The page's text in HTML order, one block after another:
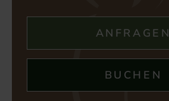
ANFRAGEN
BUCHEN